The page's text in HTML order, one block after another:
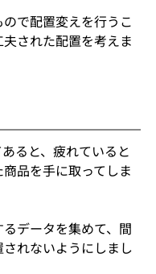
で配置変えを行うこ
された配置を考えま
ると、疲れていると
品を手に取ってしま
データを集めて、間
れないようにしまし